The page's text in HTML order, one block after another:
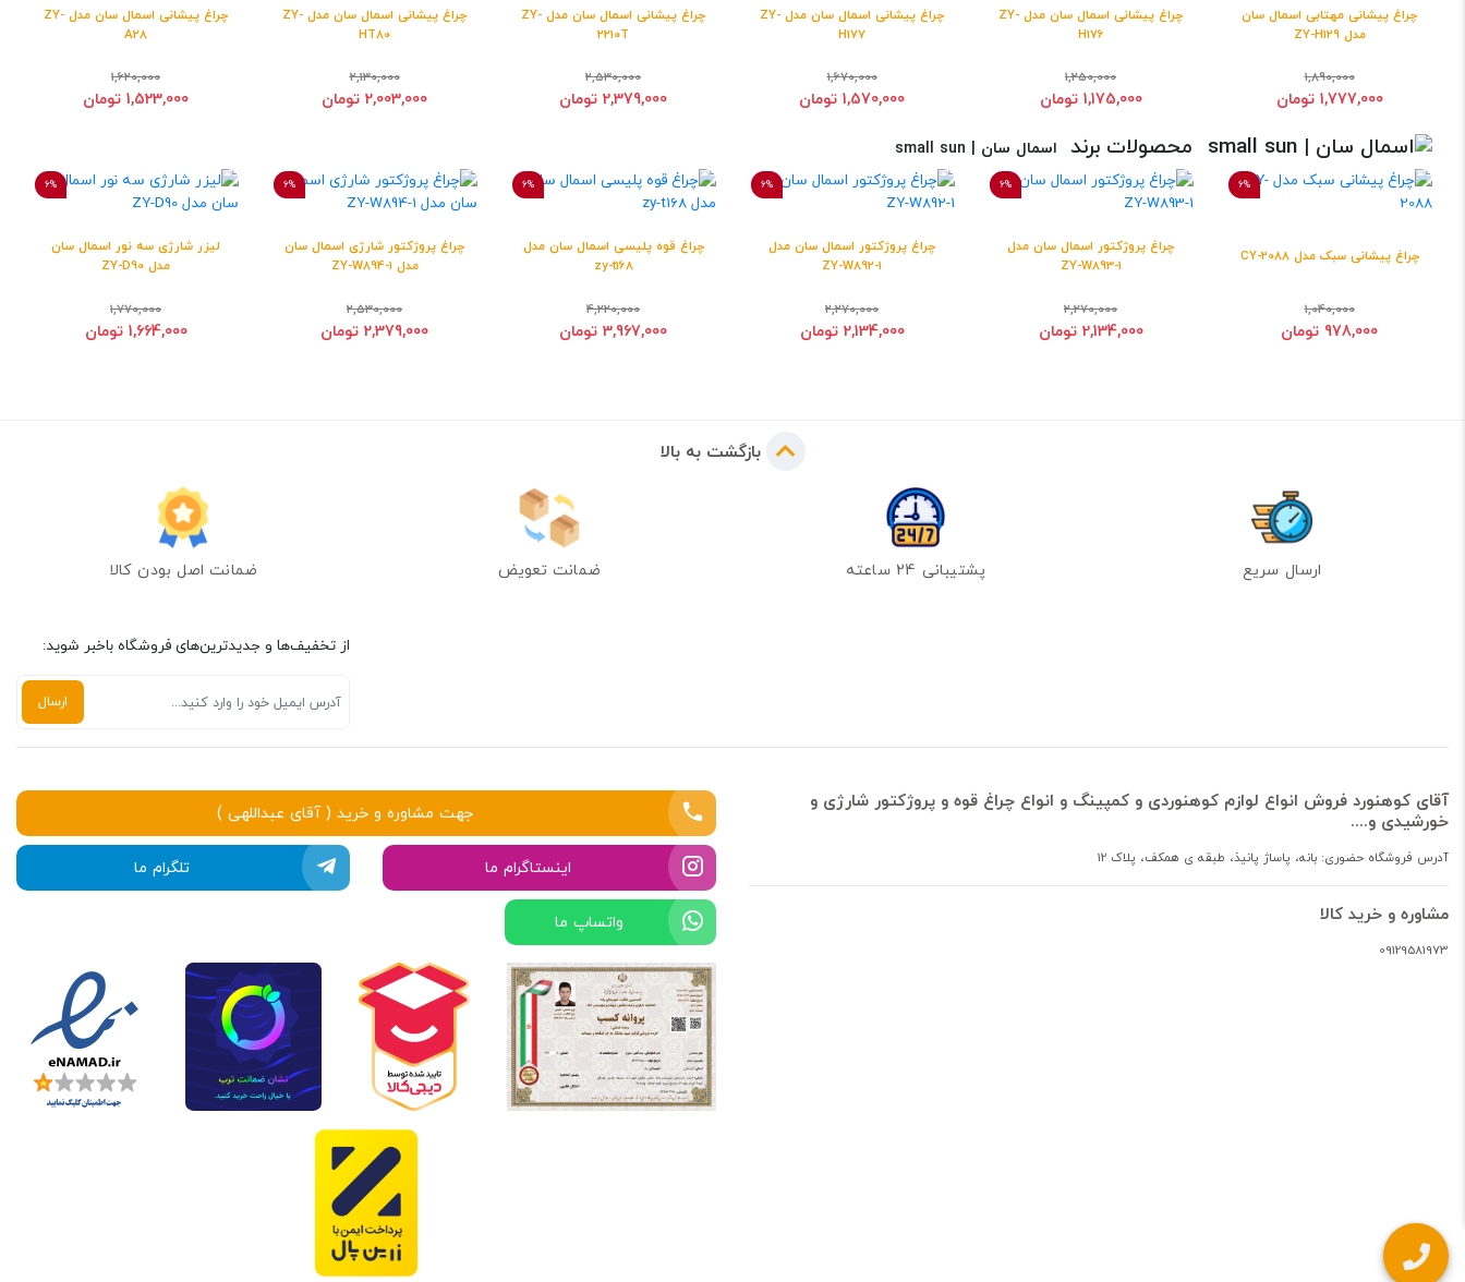
چراغ پیشانی مهتابی اسمال سان
مدل ZY-H129
1,890,000
1,777,000 تومان
چراغ پیشانی اسمال سان مدل ZY-
H176
1,250,000
1,175,000 تومان
چراغ پیشانی اسمال سان مدل ZY-
H177
1,670,000
1,570,000 تومان
چراغ پیشانی اسمال سان مدل ZY-
2210T
2,530,000
2,379,000 تومان
چراغ پیشانی اسمال سان مدل ZY-
HT80
2,130,000
2,003,000 تومان
چراغ پیشانی اسمال سان مدل ZY-
A28
1,620,000
1,523,000 تومان
محصولات برند اسمال سان | small sun
6%
چراغ پیشانی سبک مدل CY-2088
1,040,000
978,000 تومان
6%
چراغ پروژکتور اسمال سان مدل
ZY-W893-1
2,270,000
2,134,000 تومان
6%
چراغ پروژکتور اسمال سان مدل
ZY-W892-1
2,270,000
2,134,000 تومان
6%
چراغ قوه پلیسی اسمال سان مدل
zy-t168
4,220,000
3,967,000 تومان
6%
چراغ پروژکتور شارژی اسمال سان
مدل ZY-W894-1
2,530,000
2,379,000 تومان
6%
لیزر شارژی سه نور اسمال سان
مدل ZY-D90
1,770,000
1,664,000 تومان
بازگشت به بالا
ارسال سریع پشتیبانی 24 ساعته ضمانت تعویض ضمانت اصل بودن کالا
از تخفیف‌ها و جدیدترین‌های فروشگاه باخبر شوید:
آقای کوهنورد فروش انواع لوازم کوهنوردی و کمپینگ و انواع چراغ قوه و پروژکتور شارژی و
خورشیدی و....
آدرس فروشگاه حضوری: بانه، پاساژ پانیذ، طبقه ی همکف، پلاک 12
مشاوره و خرید کالا
09129581973
جهت مشاوره و خرید ( آقای عبداللهی )
اینستاگرام ما
تلگرام ما
واتساپ ما